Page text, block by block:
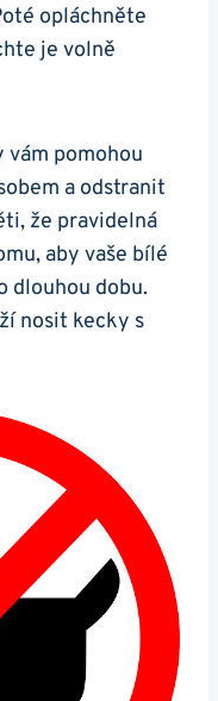
opláchněte
je volně
pomohou
a odstranit‌
že⁣ pravidelná
​aby ‌vaše bílé
dlouhou dobu.
nosit kecky s